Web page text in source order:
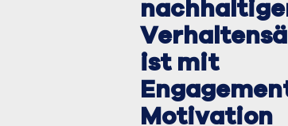
ist mit
Motivation